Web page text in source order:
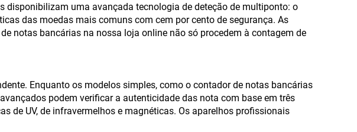
disponibilizam uma avançada tecnologia de deteção de multiponto: o
das moedas mais comuns com cem por cento de segurança. As
notas bancárias na nossa loja online não só procedem à contagem de
Enquanto os modelos simples, como o contador de notas bancárias
podem verificar a autenticidade das nota com base em três
de UV, de infravermelhos e magnéticas. Os aparelhos profissionais